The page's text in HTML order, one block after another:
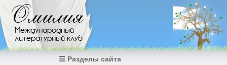
Перейти к основному содержанию
Омилия
Международный
литературный клуб
☰ Разделы сайта